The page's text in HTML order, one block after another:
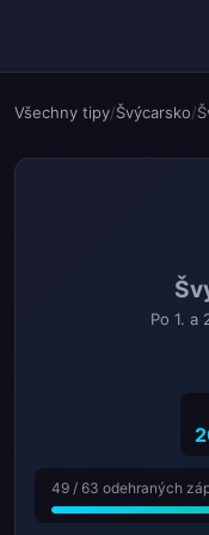
Všechny tipy/Švýcarsko/
Po 1. a
49 / 63 odehraných